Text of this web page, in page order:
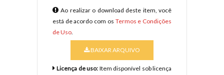
Ao realizar o download deste item, você
está de acordo com os Termos e Condições
de Uso.
BAIXAR ARQUIVO
Licença de uso: Item disponível sob licença